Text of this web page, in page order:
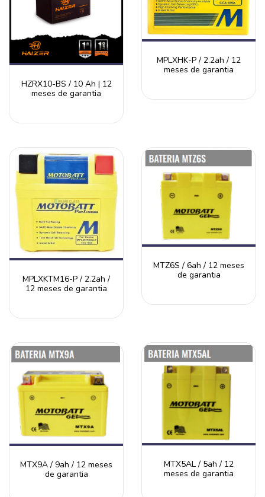
HZRX10-BS / 10 Ah | 12
meses de garantia
MPLXHK-P / 2.2ah / 12
meses de garantia
MPLXKTM16-P / 2.2ah /
12 meses de garantia
MTZ6S / 6ah / 12 meses
de garantia
MTX9A / 9ah / 12 meses
de garantia
MTX5AL / 5ah / 12
meses de garantia